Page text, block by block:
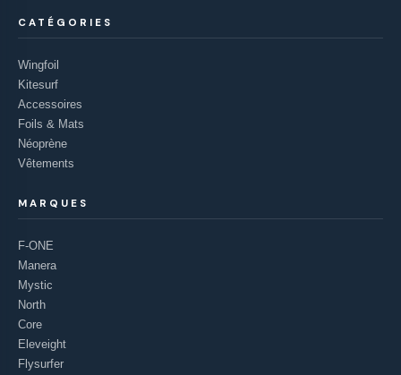
CATÉGORIES
Wingfoil
Kitesurf
Accessoires
Foils & Mats
Néoprène
Vêtements
MARQUES
F-ONE
Manera
Mystic
North
Core
Eleveight
Flysurfer